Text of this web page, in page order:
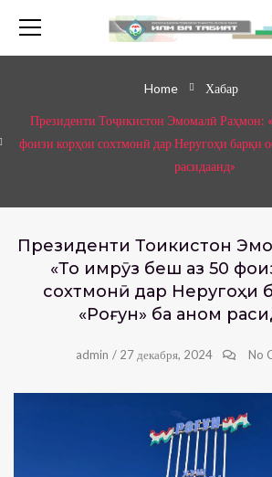
Home Хабар
Президенти Тоҷикистон Эмомалӣ Раҳмон:
фоизи корҳои сохтмонӣ дар Неругоҳи барқи
расидаанд»
Президенти Тоҷикистон
«То имрӯз беш аз 50
сохтмонӣ дар Неругоҳи
«Роғун» ба анҷом
admin / 27 декабря, 2024 No